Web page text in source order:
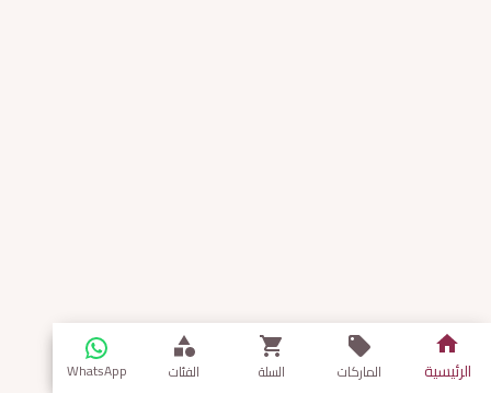
الرئيسية الماركات السلة الفئات WhatsApp